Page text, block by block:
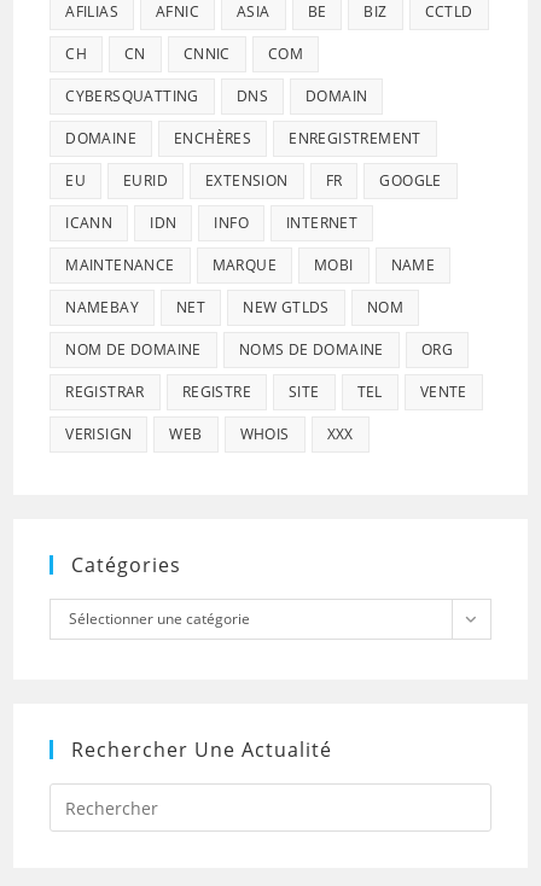
AFILIAS AFNIC ASIA BE BIZ CCTLD
CH CN CNNIC COM
CYBERSQUATTING DNS DOMAIN
DOMAINE ENCHÈRES ENREGISTREMENT
EU EURID EXTENSION FR GOOGLE
ICANN IDN INFO INTERNET
MAINTENANCE MARQUE MOBI NAME
NAMEBAY NET NEW GTLDS NOM
NOM DE DOMAINE NOMS DE DOMAINE ORG
REGISTRAR REGISTRE SITE TEL VENTE
VERISIGN WEB WHOIS XXX
Catégories
Catégories
Sélectionner une catégorie
Rechercher Une Actualité
Press
to